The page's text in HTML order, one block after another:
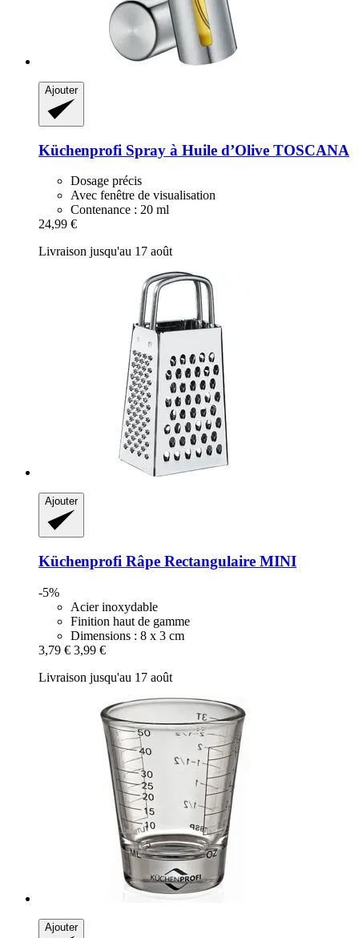
Ajouter
Küchenprofi Spray à Huile d’Olive TOSCANA
Dosage précis
Avec fenêtre de visualisation
Contenance : 20 ml
24,99 €
Livraison jusqu'au 17 août
Ajouter
Küchenprofi Râpe Rectangulaire MINI
-5%
Acier inoxydable
Finition haut de gamme
Dimensions : 8 x 3 cm
3,79 € 3,99 €
Livraison jusqu'au 17 août
Ajouter